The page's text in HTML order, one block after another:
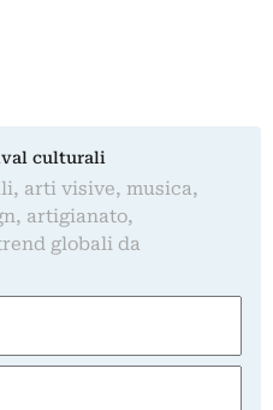
culturali
arti visive, musica,
artigianato,
globali da